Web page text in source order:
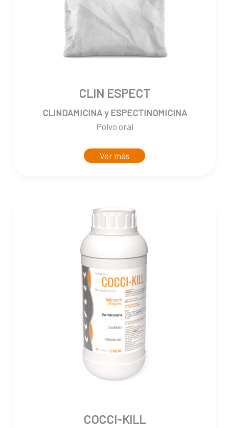
CLIN ESPECT
CLINDAMICINA y ESPECTINOMICINA
Polvo oral
Ver más
COCCI-KILL